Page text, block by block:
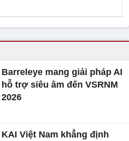
Barreleye mang giải pháp AI
hỗ trợ siêu âm đến VSRNM
2026
KAI Việt Nam khẳng định